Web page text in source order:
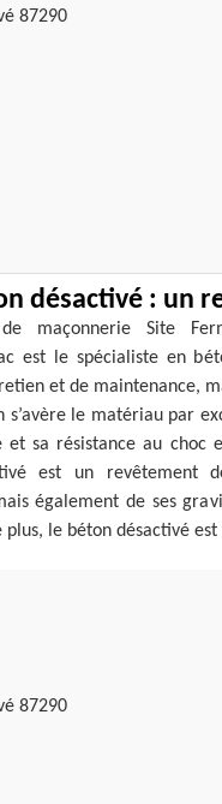
désactivé : un
de maçonnerie Site
est le spécialiste en
et de maintenance,
s’avère le matériau par
et sa résistance au choc
est un revêtement
également de ses
plus, le béton désactivé